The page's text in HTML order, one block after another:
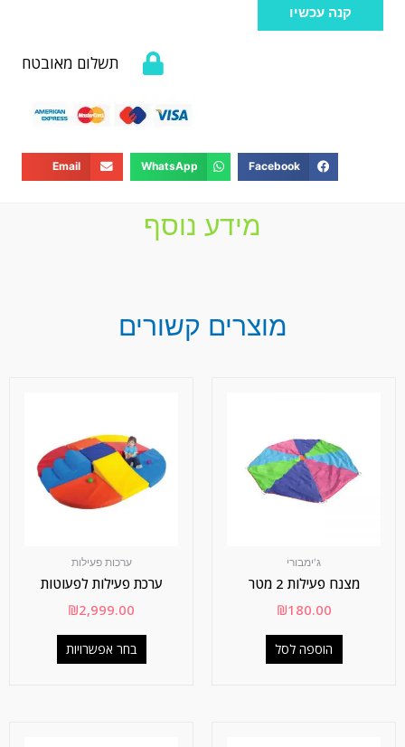
קנה עכשיו
תשלום מאובטח
Facebook
WhatsApp
Email
מידע נוסף
מוצרים קשורים
ג'ימבורי
מצנח פעילות 2 מטר
₪180.00
הוספה לסל
ערכות פעילות
ערכת פעילות לפעוטות
₪2,999.00
בחר אפשרויות